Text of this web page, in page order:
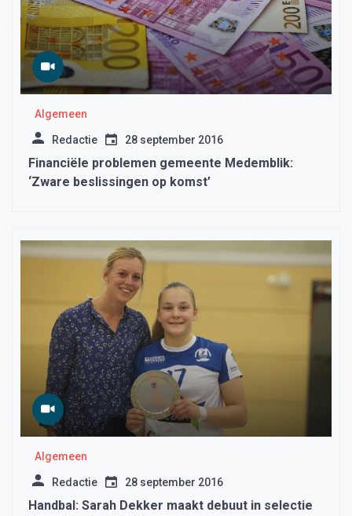
Algemeen
Redactie 28 september 2016
Financiële problemen gemeente Medemblik:
‘Zware beslissingen op komst’
Algemeen
Redactie 28 september 2016
Handbal: Sarah Dekker maakt debuut in selectie